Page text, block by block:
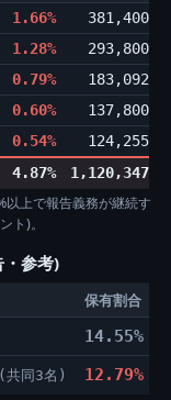
1.66% 381,400
1.28% 293,800
0.79% 183,092
0.60% 137,800
0.54% 124,255
4.87% 1,120,347
以上で報告義務が継続す
ト)。
参考)
保有割合
14.55%
(共同3名) 12.79%